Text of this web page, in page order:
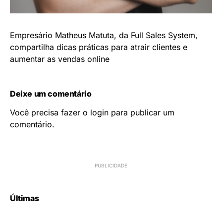
Empresário Matheus Matuta, da Full Sales System,
compartilha dicas práticas para atrair clientes e
aumentar as vendas online
Deixe um comentário
Você precisa fazer o login para publicar um
comentário.
Últimas